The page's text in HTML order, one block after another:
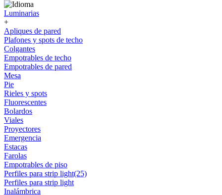
Luminarias
+
Apliques de pared
Plafones y spots de techo
Colgantes
Empotrables de techo
Empotrables de pared
Mesa
Pie
Rieles y spots
Fluorescentes
Bolardos
Viales
Proyectores
Emergencia
Estacas
Farolas
Empotrables de piso
Perfiles para strip light(25)
Perfiles para strip light
Inalámbrica